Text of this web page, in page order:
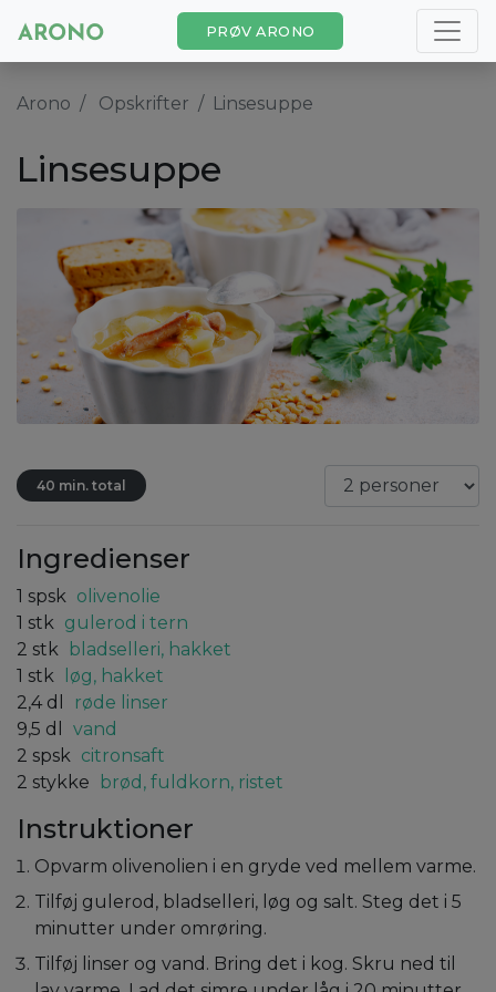
PRØV ARONO
Arono Opskrifter Linsesuppe
Linsesuppe
40 min. total
Ingredienser
1 spsk olivenolie
1 stk gulerod i tern
2 stk
bladselleri, hakket
1 stk
løg, hakket
2,4 dl
røde linser
9,5 dl
vand
2 spsk citronsaft
2 stykke brød, fuldkorn, ristet
Instruktioner
Opvarm olivenolien i en gryde ved mellem varme.
Tilføj gulerod, bladselleri, løg og salt. Steg det i 5
minutter under omrøring.
Tilføj linser og vand. Bring det i kog. Skru ned til